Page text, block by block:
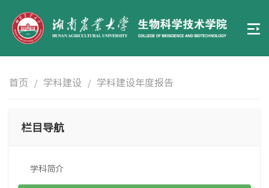
首页 / 学科建设 / 学科建设年度报告
栏目导航
学科简介